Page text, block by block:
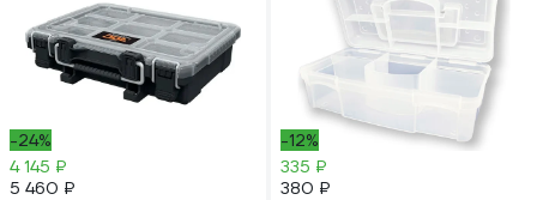
-24%
4 145 ₽
5 460 ₽
-12%
335 ₽
380 ₽